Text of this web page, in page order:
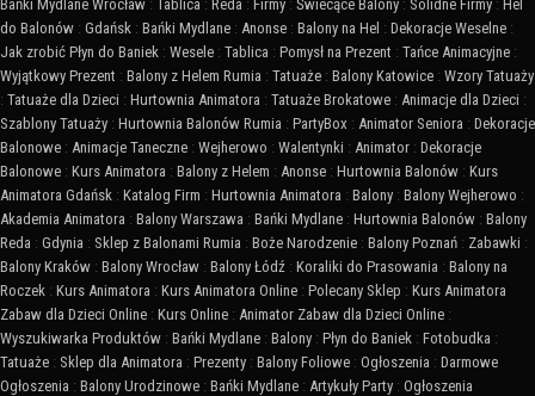
Bańki Mydlane Wrocław : Tablica : Reda : Firmy : Świecące Balony : Solidne Firmy : Hel
do Balonów : Gdańsk : Bańki Mydlane : Anonse : Balony na Hel : Dekoracje Weselne :
Jak zrobić Płyn do Baniek : Wesele : Tablica : Pomysł na Prezent : Tańce Animacyjne :
Wyjątkowy Prezent : Balony z Helem Rumia : Tatuaże : Balony Katowice : Wzory Tatuaży
: Tatuaże dla Dzieci : Hurtownia Animatora : Tatuaże Brokatowe : Animacje dla Dzieci :
Szablony Tatuaży : Hurtownia Balonów Rumia : PartyBox : Animator Seniora : Dekoracje
Balonowe : Animacje Taneczne : Wejherowo : Walentynki : Animator : Dekoracje
Balonowe : Kurs Animatora : Balony z Helem : Anonse : Hurtownia Balonów : Kurs
Animatora Gdańsk : Katalog Firm : Hurtownia Animatora : Balony : Balony Wejherowo :
Akademia Animatora : Balony Warszawa : Bańki Mydlane : Hurtownia Balonów : Balony
Reda : Gdynia : Sklep z Balonami Rumia : Boże Narodzenie : Balony Poznań : Zabawki :
Balony Kraków : Balony Wrocław : Balony Łódź : Koraliki do Prasowania : Balony na
Roczek : Kurs Animatora : Kurs Animatora Online : Polecany Sklep : Kurs Animatora
Zabaw dla Dzieci Online : Kurs Online : Animator Zabaw dla Dzieci Online :
Wyszukiwarka Produktów : Bańki Mydlane : Balony : Płyn do Baniek : Fotobudka :
Tatuaże : Sklep dla Animatora : Prezenty : Balony Foliowe : Ogłoszenia : Darmowe
Ogłoszenia : Balony Urodzinowe : Bańki Mydlane : Artykuły Party : Ogłoszenia